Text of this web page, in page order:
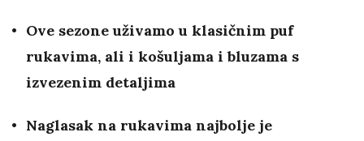
Ove sezone uživamo u klasičnim puf
rukavima, ali i košuljama i bluzama s
izvezenim detaljima
Naglasak na rukavima najbolje je